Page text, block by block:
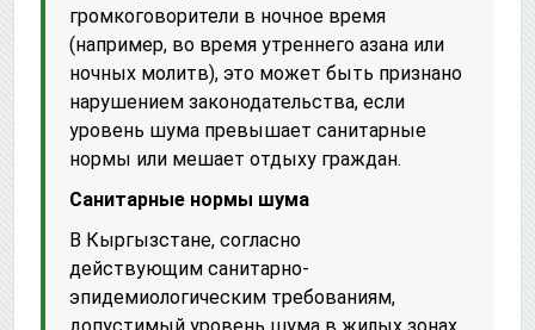
громкоговорители в ночное время
(например, во время утреннего азана или
ночных молитв), это может быть признано
нарушением законодательства, если
уровень шума превышает санитарные
нормы или мешает отдыху граждан.
Санитарные нормы шума
В Кыргызстане, согласно
действующим санитарно-
эпидемиологическим требованиям,
допустимый уровень шума в жилых зонах